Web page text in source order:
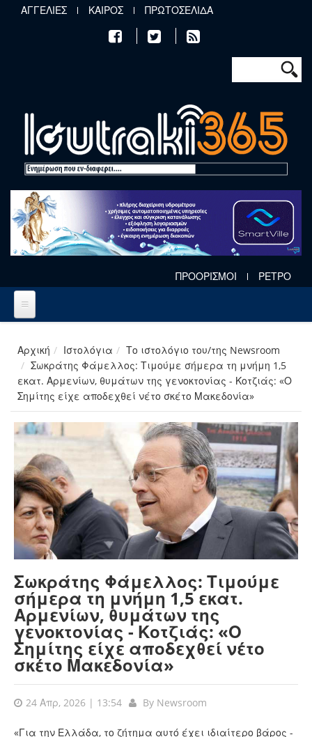
Παράκαμψη προς το κυρίως περιεχόμενο
ΑΓΓΕΛΙΕΣ ΚΑΙΡΟΣ ΠΡΩΤΟΣΕΛΙΔΑ
Φόρμα
Αναζήτηση
ΠΡΟΟΡΙΣΜΟΙ ΡΕΤΡΟ
Αρχική Ιστολόγια
Το ιστολόγιο του/της Newsroom
Σωκράτης Φάμελλος: Τιμούμε σήμερα τη μνήμη 1,5
εκατ. Αρμενίων, θυμάτων της γενοκτονίας - Κοτζιάς: «Ο
Σημίτης είχε αποδεχθεί νέτο σκέτο Μακεδονία»
Σωκράτης Φάμελλος: Τιμούμε
σήμερα τη μνήμη 1,5 εκατ.
Αρμενίων, θυμάτων της
γενοκτονίας - Κοτζιάς: «Ο
Σημίτης είχε αποδεχθεί νέτο
σκέτο Μακεδονία»
24 Απρ, 2026 | 13:54 By Newsroom
«Για την Ελλάδα, το ζήτημα αυτό έχει ιδιαίτερο βάρος -